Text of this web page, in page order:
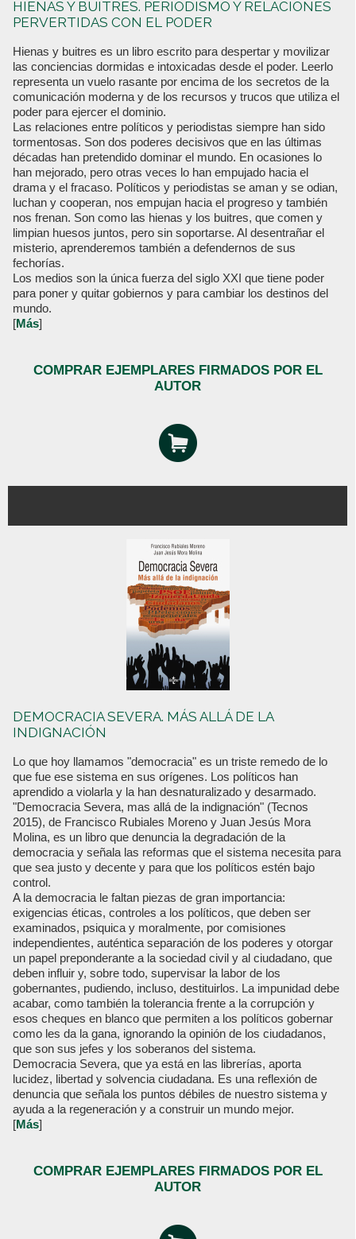
HIENAS Y BUITRES. PERIODISMO Y RELACIONES
PERVERTIDAS CON EL PODER
Hienas y buitres es un libro escrito para despertar y movilizar
las conciencias dormidas e intoxicadas desde el poder. Leerlo
representa un vuelo rasante por encima de los secretos de la
comunicación moderna y de los recursos y trucos que utiliza el
poder para ejercer el dominio.
Las relaciones entre políticos y periodistas siempre han sido
tormentosas. Son dos poderes decisivos que en las últimas
décadas han pretendido dominar el mundo. En ocasiones lo
han mejorado, pero otras veces lo han empujado hacia el
drama y el fracaso. Políticos y periodistas se aman y se odian,
luchan y cooperan, nos empujan hacia el progreso y también
nos frenan. Son como las hienas y los buitres, que comen y
limpian huesos juntos, pero sin soportarse. Al desentrañar el
misterio, aprenderemos también a defendernos de sus
fechorías.
Los medios son la única fuerza del siglo XXI que tiene poder
para poner y quitar gobiernos y para cambiar los destinos del
mundo.
[Más]
COMPRAR EJEMPLARES FIRMADOS POR EL
AUTOR
DEMOCRACIA SEVERA. MÁS ALLÁ DE LA
INDIGNACIÓN
Lo que hoy llamamos "democracia" es un triste remedo de lo
que fue ese sistema en sus orígenes. Los políticos han
aprendido a violarla y la han desnaturalizado y desarmado.
"Democracia Severa, mas allá de la indignación" (Tecnos
2015), de Francisco Rubiales Moreno y Juan Jesús Mora
Molina, es un libro que denuncia la degradación de la
democracia y señala las reformas que el sistema necesita para
que sea justo y decente y para que los políticos estén bajo
control.
A la democracia le faltan piezas de gran importancia:
exigencias éticas, controles a los políticos, que deben ser
examinados, psiquica y moralmente, por comisiones
independientes, auténtica separación de los poderes y otorgar
un papel preponderante a la sociedad civil y al ciudadano, que
deben influir y, sobre todo, supervisar la labor de los
gobernantes, pudiendo, incluso, destituirlos. La impunidad debe
acabar, como también la tolerancia frente a la corrupción y
esos cheques en blanco que permiten a los políticos gobernar
como les da la gana, ignorando la opinión de los ciudadanos,
que son sus jefes y los soberanos del sistema.
Democracia Severa, que ya está en las librerías, aporta
lucidez, libertad y solvencia ciudadana. Es una reflexión de
denuncia que señala los puntos débiles de nuestro sistema y
ayuda a la regeneración y a construir un mundo mejor.
[Más]
COMPRAR EJEMPLARES FIRMADOS POR EL
AUTOR